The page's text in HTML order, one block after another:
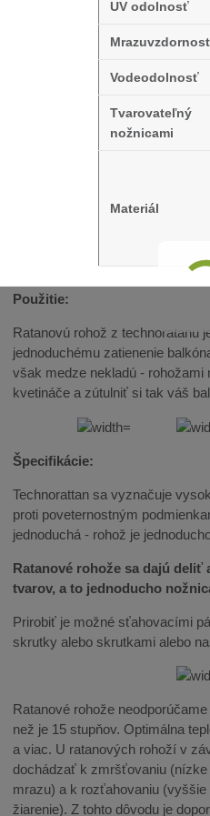
UV odolnosť
Vodeodolnosť
Tvarovateľný
nožnicami
Materiál
Použitie:
Ratanovú rohož z technoratanu
jednoduchému zatienenie
však medze nekladú - rohožami
kvetináče a zútulniť si tak váš
Špecifikácie:
Technorattan sa vyznačuje
proti poveternostným
jednoduchá - rohož je
Ratanové rohože sa dajú deliť
tvarov, a to jednoducho
Prirobiť je možné sťahovacími
skrutky alebo skrutkami alebo
Ratanové rohože
než je 15 stupňov. Optimálna
a viac. U ratanových rohoží v
dochádzať k zmršťovaniu (nízke
mrazu) a k rozťahovaniu (vyššie
žiarenie). Z tohto dôvodu je